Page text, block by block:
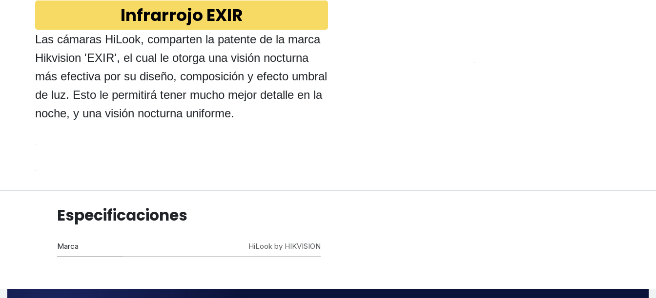
Infrarrojo EXIR
Las cámaras HiLook, comparten la patente de la marca
Hikvision 'EXIR', el cual le otorga una visión nocturna
más efectiva por su diseño, composición y efecto umbral
de luz. Esto le permitirá tener mucho mejor detalle en la
noche, y una visión nocturna uniforme.
Especificaciones
Marca HiLook by HIKVISION